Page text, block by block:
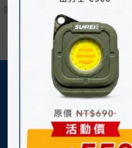
顯示單一結果
關於我們
日機官方網站